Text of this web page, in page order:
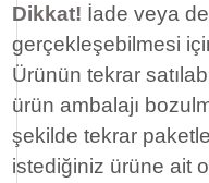
Dikkat! İade veya
gerçekleşebilmesi
Ürünün tekrar
ürün ambalajı
şekilde tekrar
istediğiniz ürüne ait